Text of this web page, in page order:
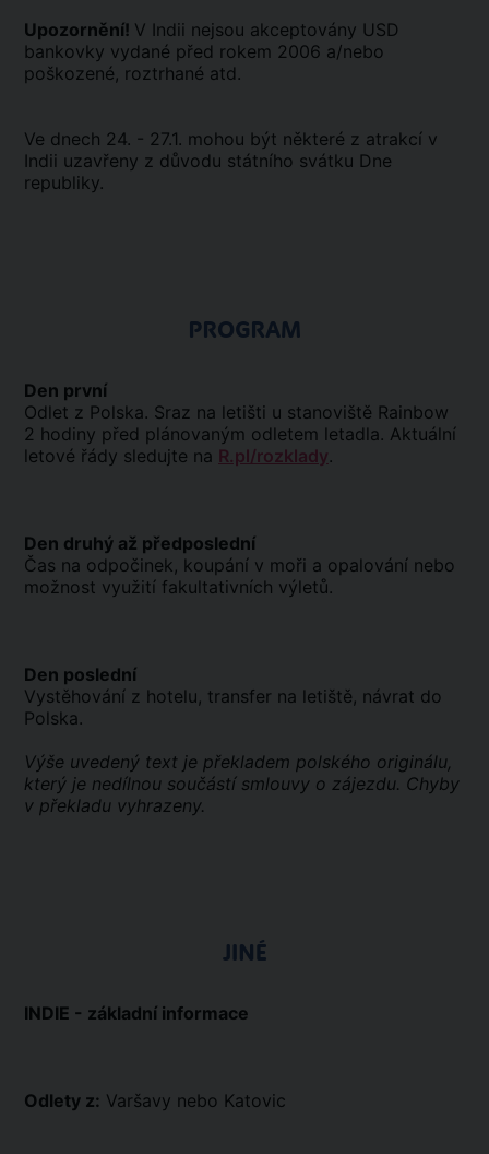
Upozornění! V Indii nejsou akceptovány USD
bankovky vydané před rokem 2006 a/nebo
poškozené, roztrhané atd.
Ve dnech 24. - 27.1. mohou být některé z atrakcí v
Indii uzavřeny z důvodu státního svátku Dne
republiky.
PROGRAM
Den první
Odlet z Polska. Sraz na letišti u stanoviště Rainbow
2 hodiny před plánovaným odletem letadla. Aktuální
letové řády sledujte na R.pl/rozklady.
Den druhý až předposlední
Čas na odpočinek, koupání v moři a opalování nebo
možnost využití fakultativních výletů.
Den poslední
Vystěhování z hotelu, transfer na letiště, návrat do
Polska.
Výše uvedený text je překladem polského originálu,
který je nedílnou součástí smlouvy o zájezdu. Chyby
v překladu vyhrazeny.
JINÉ
INDIE - základní informace
Odlety z: Varšavy nebo Katovic